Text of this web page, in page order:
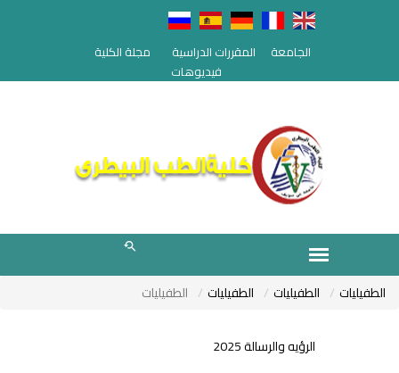
الجامعة المقررات الدراسية
مجلة الكلية
فيديوهات
الطفيليات الطفيليات الطفيليات الطفيليات
الرؤيه والرسالة 2025